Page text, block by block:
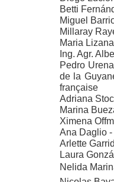
Betti
Miguel
Millaray
Maria Lizana
Ing. Agr.
Pedro
de la
française
Adriana
Marina
Ximena
Ana Daglio
Arlette
Laura
Nelida